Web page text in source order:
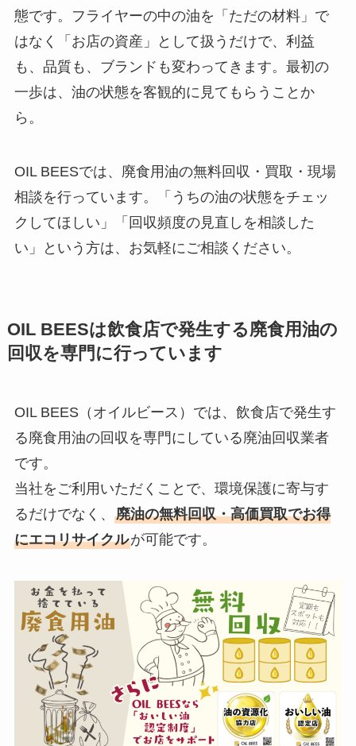
態です。フライヤーの中の油を「ただの材料」で
はなく「お店の資産」として扱うだけで、利益
も、品質も、ブランドも変わってきます。最初の
一歩は、油の状態を客観的に見てもらうことか
ら。
OIL BEESでは、廃食用油の無料回収・買取・現場
相談を行っています。「うちの油の状態をチェッ
クしてほしい」「回収頻度の見直しを相談した
い」という方は、お気軽にご相談ください。
OIL BEESは飲食店で発生する廃食用油の
回収を専門に行っています
OIL BEES（オイルビース）では、飲食店で発生す
る廃食用油の回収を専門にしている廃油回収業者
です。
当社をご利用いただくことで、環境保護に寄与す
るだけでなく、 廃油の無料回収・高価買取でお得
にエコリサイクルが可能です。